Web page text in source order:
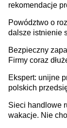
rekomendacje
Powództwo o
dalsze istnienie
Bezpieczny
Firmy coraz
Ekspert: unijne
polskich
Sieci handlowe
wakacje. Nie